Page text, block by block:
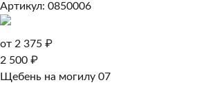
Артикул: 0850006
от 2 375 ₽
2 500 ₽
Щебень на могилу 07